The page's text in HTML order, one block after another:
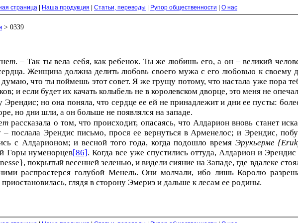
страница Наша продукция Статьи, переводы Рупор общественности
О нас
> 0339
т. – Так ты вела себя, как ребенок. Ты же любишь его, а он – великий
Женщина должна делить любовь своего мужа с его любовью к своему
что ты поймешь этот совет. Я же грущу потому, что настала уже пора
и если будет их качать колыбель не в королевском дворце, это меня не
но она поняла, что сердце ее ей не принадлежит и дни ее пусты:
но дни шли, а он больше не появлялся на западе.
т рассказала о том, что происходит, опасаясь, что Алдарион вновь станет
послала Эрендис письмо, прося ее вернуться в Арменелос; и Эрендис,
с Алдарионом; и весной того года, когда подошло время Эрукьерме
Горы нyменoрцев[86] . Когда все уже спустились оттуда, Алдарион и
покрытый весенней зеленью, и видели сияние на Западе, где вдалеке
распростерся голубой Менель. Они молчали, ибо лишь Королю
глядя в сторону Эмериэ и дальше к лесам ее родины.